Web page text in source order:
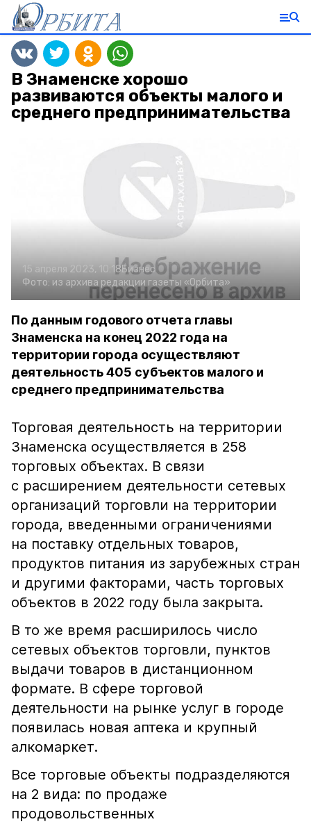
В Знаменске хорошо
развиваются объекты малого и
среднего предпринимательства
15 апреля 2023, 10:18Бизнес
Фото: из архива редакции газеты «Орбита»
По данным годового отчета главы
Знаменска на конец 2022 года на
территории города осуществляют
деятельность 405 субъектов малого и
среднего предпринимательства
Торговая деятельность на территории
Знаменска осуществляется в 258
торговых объектах. В связи
с расширением деятельности сетевых
организаций торговли на территории
города, введенными ограничениями
на поставку отдельных товаров,
продуктов питания из зарубежных стран
и другими факторами, часть торговых
объектов в 2022 году была закрыта.
В то же время расширилось число
сетевых объектов торговли, пунктов
выдачи товаров в дистанционном
формате. В сфере торговой
деятельности на рынке услуг в городе
появилась новая аптека и крупный
алкомаркет.
Все торговые объекты подразделяются
на 2 вида: по продаже
продовольственных